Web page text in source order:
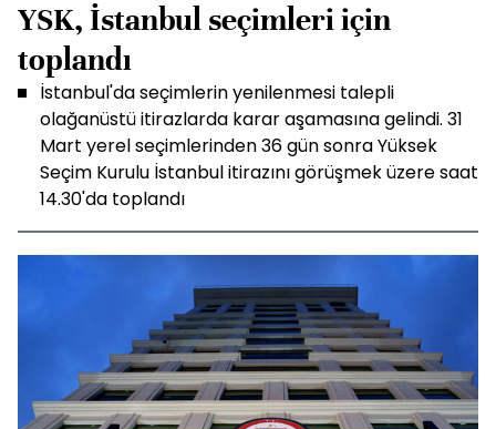
YSK, İstanbul seçimleri için
toplandı
İstanbul'da seçimlerin yenilenmesi talepli
olağanüstü itirazlarda karar aşamasına gelindi. 31
Mart yerel seçimlerinden 36 gün sonra Yüksek
Seçim Kurulu İstanbul itirazını görüşmek üzere saat
14.30'da toplandı